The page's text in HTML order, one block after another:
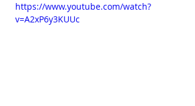
https://www.youtube.com/watch?
v=A2xP6y3KUUc